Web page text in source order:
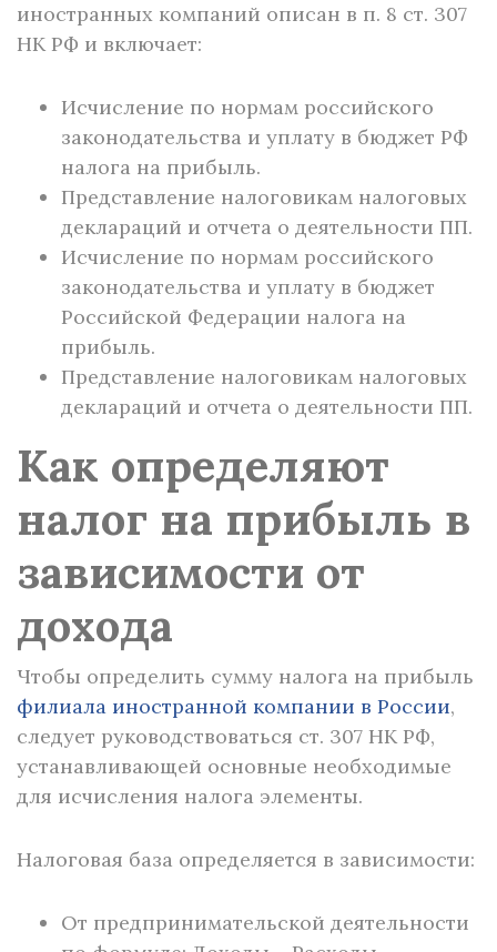
иностранных компаний описан в п. 8 ст. 307
НК РФ и включает:
Исчисление по нормам российского
законодательства и уплату в бюджет РФ
налога на прибыль.
Представление налоговикам налоговых
деклараций и отчета о деятельности ПП.
Исчисление по нормам российского
законодательства и уплату в бюджет
Российской Федерации налога на
прибыль.
Представление налоговикам налоговых
деклараций и отчета о деятельности ПП.
Как определяют
налог на прибыль в
зависимости от
дохода
Чтобы определить сумму налога на прибыль
филиала иностранной компании в России,
следует руководствоваться ст. 307 НК РФ,
устанавливающей основные необходимые
для исчисления налога элементы.
Налоговая база определяется в зависимости:
От предпринимательской деятельности